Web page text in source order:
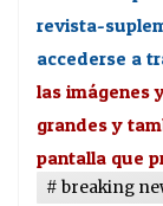
revista-
accederse a
las imágenes
grandes y
pantalla que
breaking